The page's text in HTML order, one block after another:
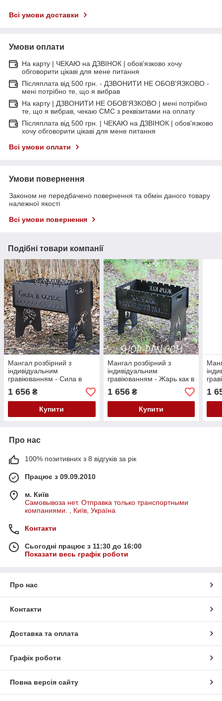
Всі умови доставки
Умови оплати
На карту | ЧЕКАЮ на ДЗВІНОК | обов'язково хочу
обговорити цікаві для мене питання
Післяплата від 500 грн. - ДЗВОНИТИ НЕ ОБОВ'ЯЗКОВО -
мені потрібно те, що я вибрав
На карту | ДЗВОНИТИ НЕ ОБОВ'ЯЗКОВО | мені потрібно
те, що я вибрав, чекаю СМС з реквізитами на оплату
Післяплата від 500 грн. | ЧЕКАЮ на ДЗВІНОК | обов'язково
хочу обговорити цікаві для мене питання
Всі умови оплати
Умови повернення
Законом не передбачено повернення та обмін даного товару
належної якості
Всі умови повернення
Подібні товари компанії
Мангал розбірний з
індивідуальним
гравіюванням - Сила в
семье
1 656 ₴
Купити
Мангал розбірний з
індивідуальним
гравіюванням - Жарь как в
последний раз - на
подарунок
1 656₴
Купити
1
Про нас
100% позитивних з 8 відгуків за рік
Працює з 09.09.2010
м. Київ
Самовывоза нет. Отправка только транспортными
компаниями. , Київ, Україна
Контакти
Сьогодні працює з 11:30 до 16:00
Показати весь графік роботи
Про нас
Контакти
Доставка та оплата
Графік роботи
Повна версія сайту